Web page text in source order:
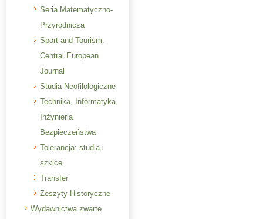
Seria Matematyczno-
Przyrodnicza
Sport and Tourism.
Central European
Journal
Studia Neofilologiczne
Technika, Informatyka,
Inżynieria
Bezpieczeństwa
Tolerancja: studia i
szkice
Transfer
Zeszyty Historyczne
Wydawnictwa zwarte